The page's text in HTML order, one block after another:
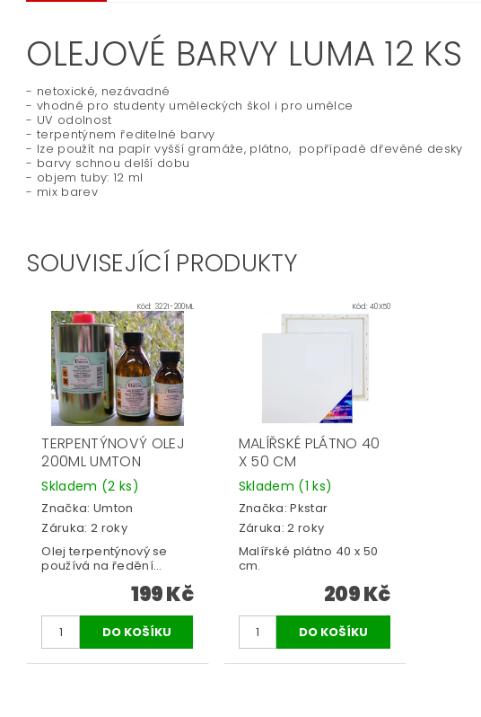
OLEJOVÉ BARVY LUMA 12 KS
- netoxické, nezávadné
- vhodné pro studenty uměleckých škol i pro umělce
- UV odolnost
- terpentýnem ředitelné barvy
- lze použít na papír vyšší gramáže, plátno, popřípadě dřevěné desky
- barvy schnou delší dobu
- objem tuby: 12 ml
- mix barev
SOUVISEJÍCÍ PRODUKTY
Kód: 3221-200ML
TERPENTÝNOVÝ OLEJ
200ML UMTON
Skladem (2 ks)
Značka: Umton
Záruka: 2 roky
Olej terpentýnový se
používá na ředění...
199 Kč
Kód:40X50
MALÍŘSKÉ PLÁTNO 40
X 50 CM
Skladem (1 ks)
Značka:Pkstar
Záruka: 2 roky
Malířské plátno 40 x 50
cm.
209 Kč